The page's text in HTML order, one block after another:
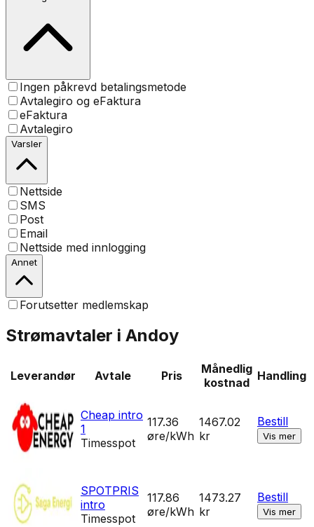
Ingen påkrevd betalingsmetode
Avtalegiro og eFaktura
eFaktura
Avtalegiro
Varsler
Nettside
SMS
Post
Email
Nettside med innlogging
Annet
Forutsetter medlemskap
Strømavtaler i Andoy
Leverandør Avtale Pris
Månedlig
kostnad Handling
Cheap intro
1
Timesspot
117.36
øre/kWh
1467.02
kr
Bestill
Vis mer
SPOTPRIS
intro
Timesspot
117.86
øre/kWh
1473.27
kr
Bestill
Vis mer